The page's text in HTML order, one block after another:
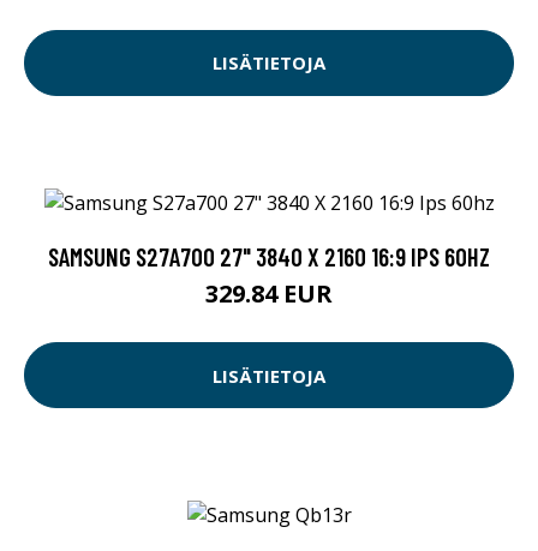
LISÄTIETOJA
SAMSUNG S27A700 27" 3840 X 2160 16:9 IPS 60HZ
329.84 EUR
LISÄTIETOJA